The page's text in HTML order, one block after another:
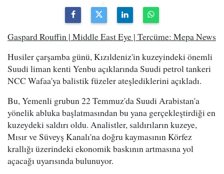
Gaspard Rouffin | Middle East Eye | Tercüme: Mepa News
Husiler çarşamba günü, Kızıldeniz'in kuzeyindeki önemli
Suudi liman kenti Yenbu açıklarında Suudi petrol tankeri
NCC Wafaa'ya balistik füzeler ateşlediklerini açıkladı.
Bu, Yemenli grubun 22 Temmuz'da Suudi Arabistan'a
yönelik abluka başlatmasından bu yana gerçekleştirdiği en
kuzeydeki saldırı oldu. Analistler, saldırıların kuzeye,
Mısır ve Süveyş Kanalı'na doğru kaymasının Körfez
krallığı üzerindeki ekonomik baskının artmasına yol
açacağı uyarısında bulunuyor.